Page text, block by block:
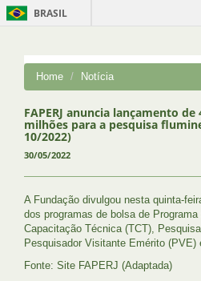
BRASIL
Home Notícia
FAPERJ anuncia lançamento de
milhões para a pesquisa
10/2022)
30/05/2022
A Fundação divulgou nesta quinta-
dos programas de bolsa de
Capacitação Técnica (TCT),
Pesquisador Visitante Emérito (PVE)
Fonte: Site FAPERJ (Adaptada)